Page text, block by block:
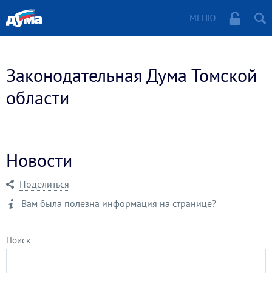
МЕНЮ
Законодательная Дума Томской
области
Новости
Поделиться
Вам была полезна информация на странице?
Поиск